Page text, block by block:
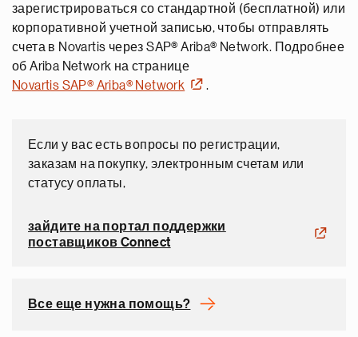
зарегистрироваться со стандартной (бесплатной) или
корпоративной учетной записью, чтобы отправлять
счета в Novartis через SAP® Ariba® Network. Подробнее
об Ariba Network на странице
Novartis SAP® Ariba® Network
.
Если у вас есть вопросы по регистрации,
заказам на покупку, электронным счетам или
статусу оплаты,
зайдите на портал поддержки
поставщиков Connect
Все еще нужна помощь?